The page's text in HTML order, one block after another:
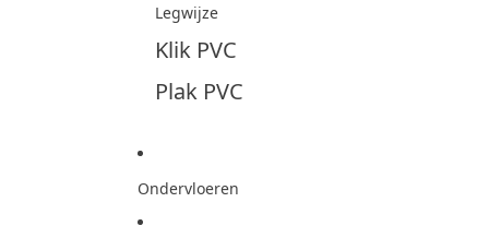
Legwijze
Klik PVC
Plak PVC
Ondervloeren